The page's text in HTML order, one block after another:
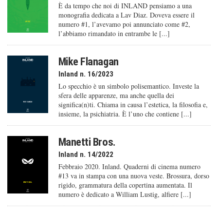
È da tempo che noi di INLAND pensiamo a una
monografia dedicata a Lav Diaz. Doveva essere il
numero #1, l’avevamo poi annunciato come #2,
l’abbiamo rimandato in entrambe le [...]
Mike Flanagan
Inland n. 16/2023
Lo specchio è un simbolo polisemantico. Investe la
sfera delle apparenze, ma anche quella dei
significa(n)ti. Chiama in causa l’estetica, la filosofia e,
insieme, la psichiatria. È l’uno che contiene [...]
Manetti Bros.
Inland n. 14/2022
Febbraio 2020. Inland. Quaderni di cinema numero
#13 va in stampa con una nuova veste. Brossura, dorso
rigido, grammatura della copertina aumentata. Il
numero è dedicato a William Lustig, alfiere [...]